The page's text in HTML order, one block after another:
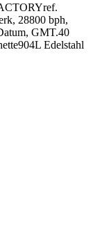
28800 bph,
GMT.40
Edelstahl